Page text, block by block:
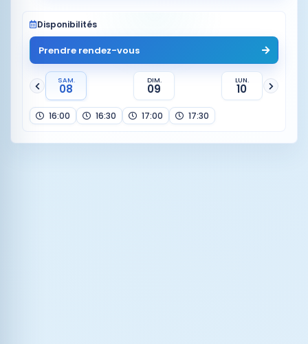
Disponibilités
Prendre rendez-vous
SAM.
08
DIM.
09
LUN.
10
16:00 16:30 17:00 17:30